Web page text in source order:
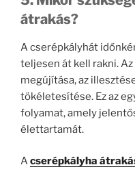
átrakás?
A cserépkályhát
teljesen át kell rakni.
megújítása, az
tökéletesítése. Ez az
folyamat, amely
élettartamát.
Acserépkályha